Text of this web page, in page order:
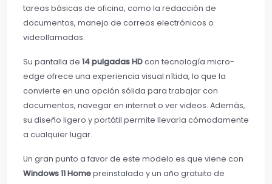
tareas básicas de oficina, como la redacción de
documentos, manejo de correos electrónicos o
videollamadas.
Su pantalla de 14 pulgadas HDcon tecnología micro-
edge ofrece una experiencia visual nítida, lo que la
convierte en una opción sólida para trabajar con
documentos, navegar en internet o ver videos. Además,
su diseño ligero y portátil permite llevarla cómodamente
a cualquier lugar.
Un gran punto a favor de este modelo es que viene con
Windows 11 Homepreinstalado y un año gratuito de